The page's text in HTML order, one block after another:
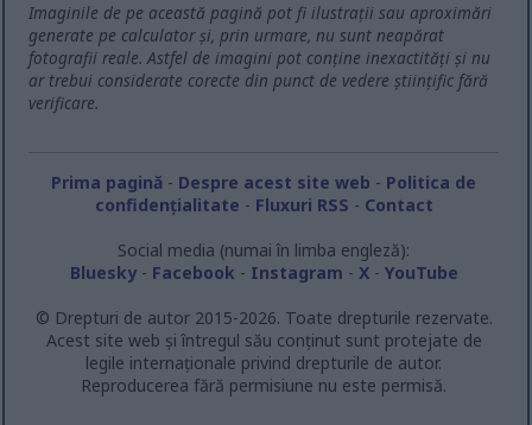
Imaginile de pe această pagină pot fi ilustrații sau aproximări
generate pe calculator și, prin urmare, nu sunt neapărat
fotografii reale. Astfel de imagini pot conține inexactități și nu
ar trebui considerate corecte din punct de vedere științific fără
verificare.
Prima pagină - Despre acest site web - Politica de
confidențialitate - Fluxuri RSS - Contact
Social media (numai în limba engleză):
Bluesky- Facebook - Instagram - X- YouTube
© Drepturi de autor 2015-2026. Toate drepturile rezervate.
Acest site web și întregul său conținut sunt protejate de
legile internaționale privind drepturile de autor.
Reproducerea fără permisiune nu este permisă.